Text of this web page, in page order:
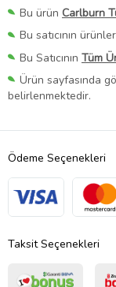
Bu ürün Carlburn
Bu satıcının
Bu Satıcının Tüm
Ürün sayfasında
belirlenmektedir.
Ödeme Seçenekleri
Taksit Seçenekleri